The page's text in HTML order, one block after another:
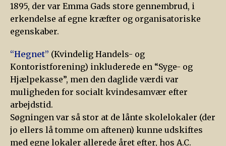
1895, der var Emma Gads store gennembrud, i
erkendelse af egne kræfter og organisatoriske
egenskaber.
“Hegnet” (Kvindelig Handels- og
Kontoristforening) inkluderede en “Syge- og
Hjælpekasse”, men den daglide værdi var
muligheden for socialt kvindesamvær efter
arbejdstid.
Søgningen var så stor at de lånte skolelokaler (der
jo ellers lå tomme om aftenen) kunne udskiftes
med egne lokaler allerede året efter, hos A.C.